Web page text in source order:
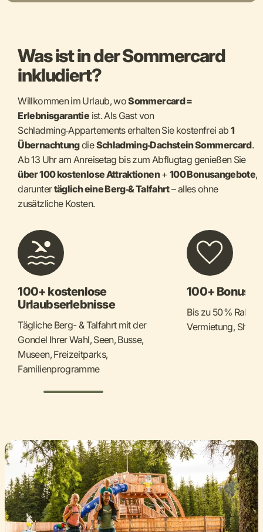
Was ist in der Sommercard
inkludiert?
Willkommen im Urlaub, woSommercard =
Erlebnisgarantie ist. Als Gast von
Schladming‑Appartements erhalten Sie kostenfrei ab 1
ÜbernachtungdieSchladming‑Dachstein Sommercard.
Ab 13 Uhr am Anreisetag bis zum Abflugtag genießen Sie
über 100 kostenlose Attraktionen+100 Bonusangebote,
daruntertäglich eine Berg‑& Talfahrt– alles ohne
zusätzliche Kosten.
100+ kostenlose
Urlaubserlebnisse
Tägliche Berg- & Talfahrt mit der
Gondel Ihrer Wahl, Seen, Busse,
Museen, Freizeitparks,
Familienprogramme
100+
Bis zu 50 %
Vermietung,